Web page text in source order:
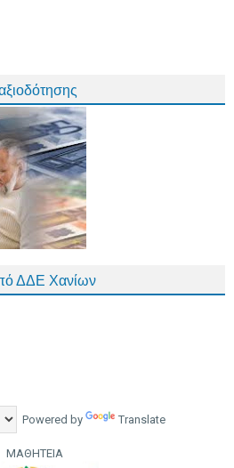
ΔΔΕ Χανίων
Powered by Translate
ΜΑΘΗΤΕΙΑ